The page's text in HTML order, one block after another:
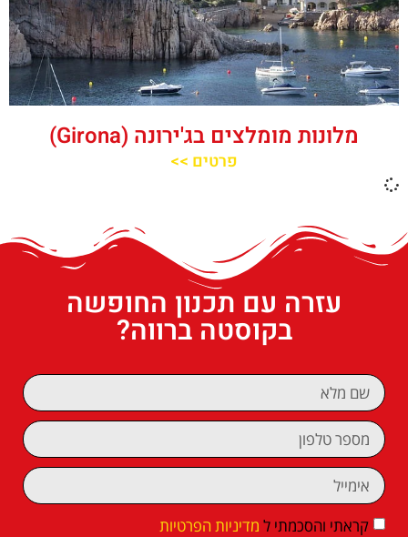
מלונות מומלצים בג'ירונה (Girona)
פרטים >>
עזרה עם תכנון החופשה
בקוסטה ברווה?
קראתי והסכמתי ל מדיניות הפרטיות